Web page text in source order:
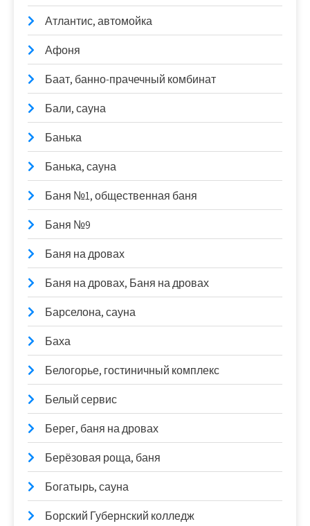
Атлантис, автомойка
Афоня
Баат, банно-прачечный комбинат
Бали, сауна
Банька
Банька, сауна
Баня №1, общественная баня
Баня №9
Баня на дровах
Баня на дровах, Баня на дровах
Барселона, сауна
Баха
Белогорье, гостиничный комплекс
Белый сервис
Берег, баня на дровах
Берёзовая роща, баня
Богатырь, сауна
Борский Губернский колледж